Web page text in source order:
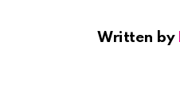
Written by